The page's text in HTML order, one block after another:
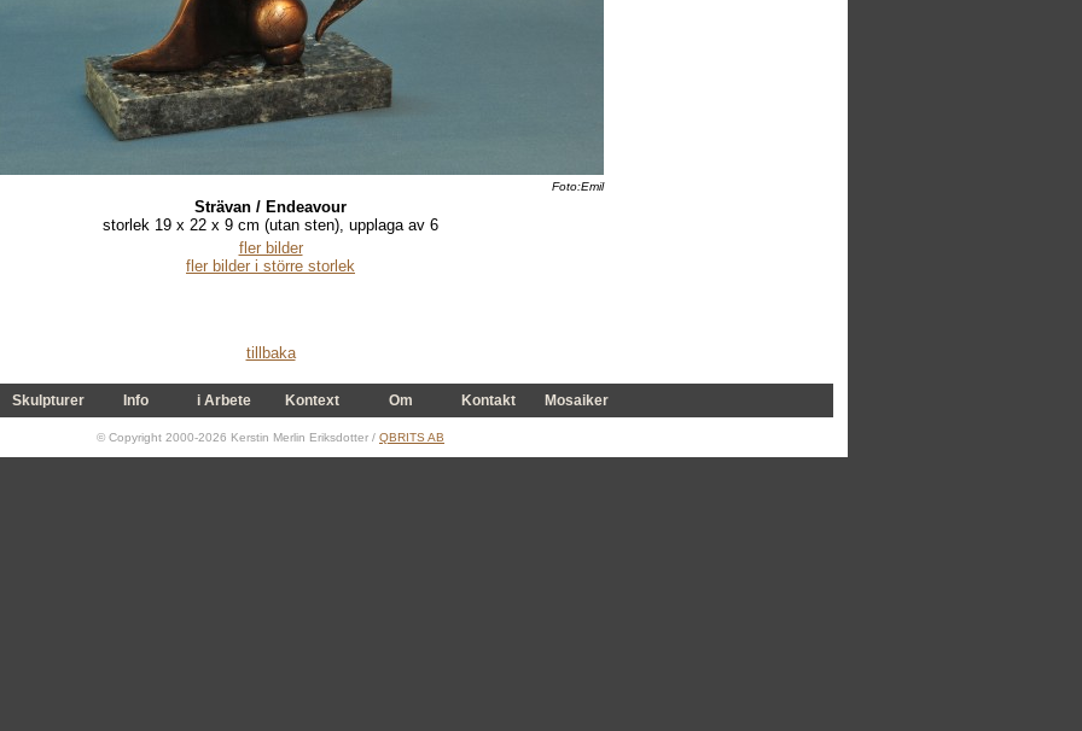
Foto:Emil
Strävan / Endeavour
storlek 19 x 22 x 9 cm (utan sten), upplaga av 6
fler bilder
fler bilder i större storlek
tillbaka
Skulpturer Info i Arbete Kontext Om Kontakt Mosaiker
© Copyright 2000-2026 Kerstin Merlin Eriksdotter / QBRITS AB